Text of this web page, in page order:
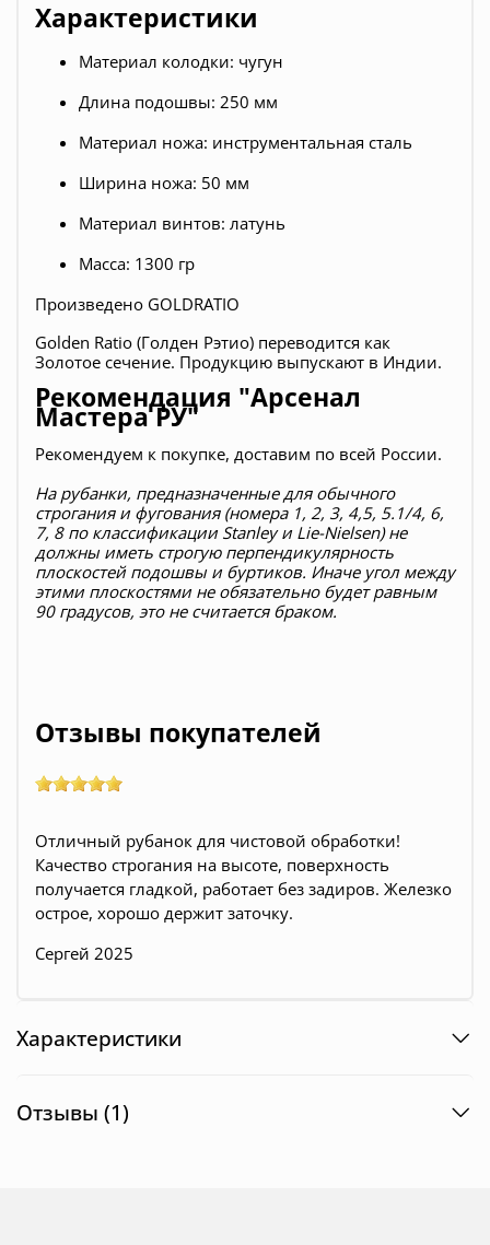
Характеристики
Материал колодки: чугун
Длина подошвы: 250 мм
Материал ножа: инструментальная сталь
Ширина ножа: 50 мм
Материал винтов: латунь
Масса: 1300 гр
Произведено GOLDRATIO
Golden Ratio (Голден Рэтио) переводится как
Золотое сечение. Продукцию выпускают в Индии.
Рекомендация "Арсенал
Мастера РУ"
Рекомендуем к покупке, доставим по всей России.
На рубанки, предназначенные для обычного
строгания и фугования (номера 1, 2, 3, 4,5, 5.1/4, 6,
7, 8 по классификации Stanley и Lie-Nielsen) не
должны иметь строгую перпендикулярность
плоскостей подошвы и буртиков. Иначе угол между
этими плоскостями не обязательно будет равным
90 градусов, это не считается браком.
Отзывы покупателей
Отличный рубанок для чистовой обработки!
Качество строгания на высоте, поверхность
получается гладкой, работает без задиров. Железко
острое, хорошо держит заточку.
Сергей 2025
Характеристики
Отзывы (1)